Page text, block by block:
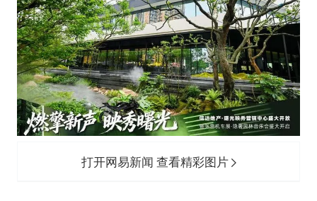
打开网易新闻 查看精彩图片